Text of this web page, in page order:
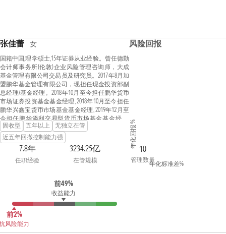
张佳蕾 女
国籍中国,理学硕士,15年证券从业经验。曾任德勤
会计师事务所(伦敦)企业风险管理咨询师，大成
基金管理有限公司交易员及研究员。2017年8月加
盟鹏华基金管理有限公司，现担任现金投资部副
总经理/基金经理。2018年10月至今担任鹏华货币
市场证券投资基金基金经理, 2018年10月至今担任
鹏华兴鑫宝货币市场基金基金经理, 2019年12月至
今担任鹏华添利交易型货币市场基金基金经理,
2019年12月至今担任鹏华增值宝货币市场基金基
金经理, 2020年06月至今担任鹏华中短债3个月定期
开放债券型证券投资基金基金经理, 2021年06月至
今担任鹏华稳泰30天滚动持有债券型证券投资基
金基金经理, 2022年01月至2022年05月担任鹏华中
基金基金经理, 2022年01月至2023年01月担任鹏华9-
10年利率债债券型发起式证券投资基金基金经理,
2022年01月至今担任鹏华中债-0-3年AA+优选信用
债指数证券投资基金基金经理, 2022年01月至今担
任鹏华中债1-3年国开行债券指数证券投资基金基
金经理,张佳蕾女士具备基金从业资格。
固收型 五年以上
无独立在管
近五年回撤控制能力强
7.8年
任职经验
3234.25亿
在管规模
10
管理数量
前49%
收益能力
前2%
风险能力
风险回报
年化回报 %
年化标准差%